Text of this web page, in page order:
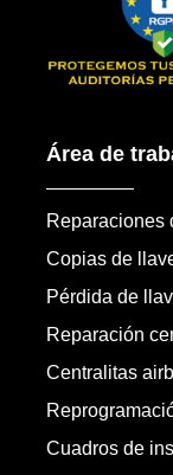
Área de
Reparaciones
Copias de
Pérdida de
Reparación
Centralitas
Cuadros de